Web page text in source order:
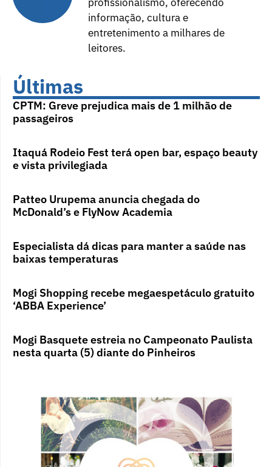
informação, cultura e
entretenimento a milhares de
leitores.
Últimas
CPTM: Greve prejudica mais de 1 milhão de
passageiros
Itaquá Rodeio Fest terá open bar, espaço beauty
e vista privilegiada
Patteo Urupema anuncia chegada do
McDonald’s e FlyNow Academia
Especialista dá dicas para manter a saúde nas
baixas temperaturas
Mogi Shopping recebe megaespetáculo gratuito
‘ABBA Experience’
Mogi Basquete estreia no Campeonato Paulista
nesta quarta (5) diante do Pinheiros